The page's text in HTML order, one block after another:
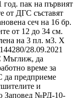
пак на първият
от ДГС съставят
сеч на 16 бр.
от 12 до 34 см.
на 3 пл. м3. X
28.09.2021
Мъглиж, да
време за
да предприеме
и
Заповед №РД-10-